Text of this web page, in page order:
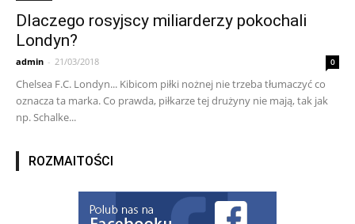
Dlaczego rosyjscy miliarderzy pokochali
Londyn?
admin - 21/03/2018 0
Chelsea F.C. Londyn... Kibicom piłki nożnej nie trzeba tłumaczyć co
oznacza ta marka. Co prawda, piłkarze tej drużyny nie mają, tak jak
np. Schalke...
ROZMAITOŚCI